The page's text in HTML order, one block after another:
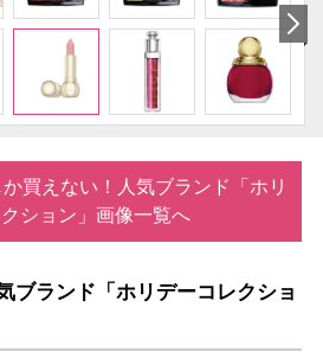
か買えない！人気ブランド「ホリ
ション」画像一覧へ
ブランド「ホリデーコレクショ